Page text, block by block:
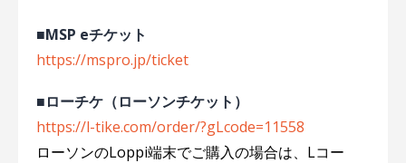
■MSP eチケット
https://mspro.jp/ticket
■ローチケ（ローソンチケット）
https://l-tike.com/order/?gLcode=11558
ローソンのLoppi端末でご購入の場合は、Lコー